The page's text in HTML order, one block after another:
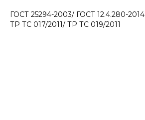
ГОСТ 25294-2003/ ГОСТ 12.4.280-2014
ТР ТС 017/2011/ ТР ТС 019/2011